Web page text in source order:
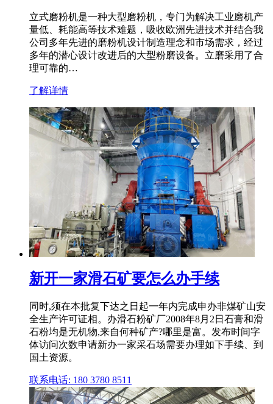
立式磨粉机是一种大型磨粉机，专门为解决工业磨机产
量低、耗能高等技术难题，吸收欧洲先进技术并结合我
公司多年先进的磨粉机设计制造理念和市场需求，经过
多年的潜心设计改进后的大型粉磨设备。立磨采用了合
理可靠的…
了解详情
新开一家滑石矿要怎么办手续
同时,须在本批复下达之日起一年内完成申办非煤矿山安
全生产许可证相。办滑石粉矿厂2008年8月2日石膏和滑
石粉均是无机物,来自何种矿产?哪里是富。发布时间字
体访问次数申请新办一家采石场需要办理如下手续、到
国土资源。
联系电话: 180 3780 8511